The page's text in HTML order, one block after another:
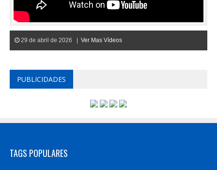
29 de abril de 2026 | Ver Mas Vídeos
PUBLICIDADES
TAGS POPULARES